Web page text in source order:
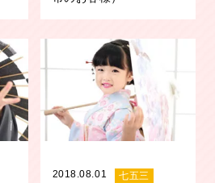
2018.08.01 七五三